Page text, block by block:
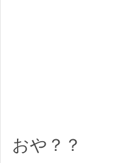
おや？？